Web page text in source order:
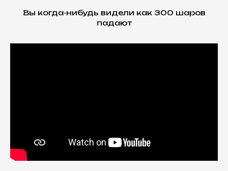
Вы когда-нибудь видели как 300 шаров
падают